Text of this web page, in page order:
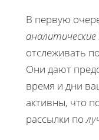
В первую
отслеживать
Они дают
время и дни
активны, что
рассылки по